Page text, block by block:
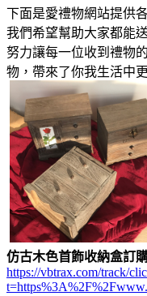
下面是愛禮物網站提供
我們希望幫助大家都能
努力讓每一位收到禮物
物，帶來了你我生活中
仿古木色首飾收納盒訂
https://vbtrax.com/track/